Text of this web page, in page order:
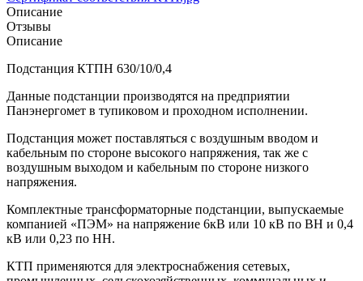
Описание
Отзывы
Описание
Подстанция КТПН 630/10/0,4
Данные подстанции производятся на предприятии
Панэнергомет в тупиковом и проходном исполнении.
Подстанция может поставляться с воздушным вводом и
кабельным по стороне высокого напряжения, так же с
воздушным выходом и кабельным по стороне низкого
напряжения.
Комплектные трансформаторные подстанции, выпускаемые
компанией «ПЭМ» на напряжение 6кВ или 10 кВ по ВН и 0,4
кВ или 0,23 по НН.
КТП применяются для электроснабжения сетевых,